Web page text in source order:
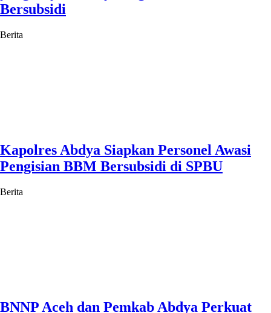
Bersubsidi
Berita
Kapolres Abdya Siapkan Personel Awasi
Pengisian BBM Bersubsidi di SPBU
Berita
BNNP Aceh dan Pemkab Abdya Perkuat